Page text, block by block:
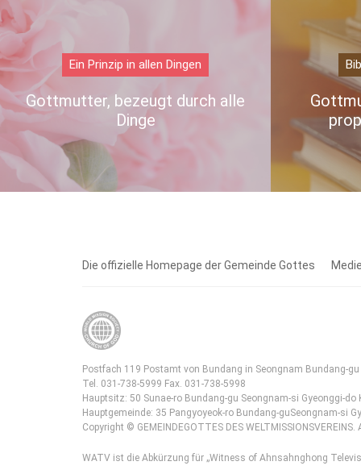
Ein Prinzip in allen Dingen
Gottmutter, bezeugt durch alle
Dinge
Die offizielle Homepage der Gemeinde Gottes
Postfach 119 Postamt von Bundang in Seongnam Bundang-
Tel. 031-738-5999 Fax. 031-738-5998
Hauptsitz: 50 Sunae-ro Bundang-gu Seongnam-si Gyeonggi-do
Hauptgemeinde: 35 Pangyoyeok-ro Bundang-guSeongnam-si
Copyright © GEMEINDEGOTTES DES
WATV ist die Abkürzung für „Witness of Ahnsahnghong